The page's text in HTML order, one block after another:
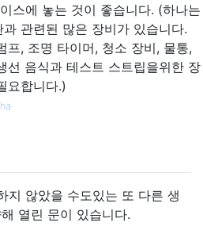
스에 놓는 것이 좋습니다. (하나는
과 관련된 많은 장비가 있습니다.
프, 조명 타이머, 청소 장비, 물통,
선 음식과 테스트 스트립을위한 장
요합니다.)
지 않았을 수도있는 또 다른 생
열린 문이 있습니다.